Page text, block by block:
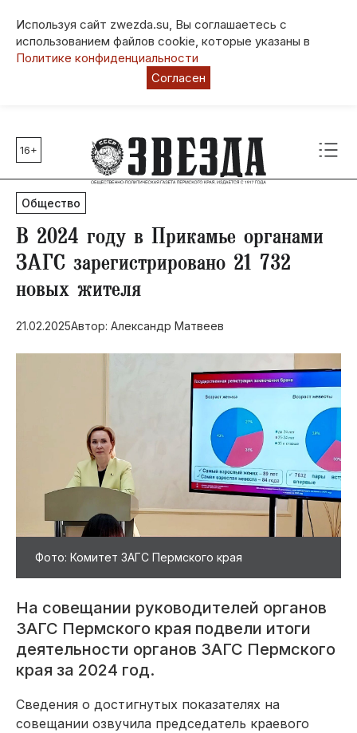
Используя сайт zwezda.su, Вы соглашаетесь с
использованием файлов cookie, которые указаны в
Политике конфиденциальности
Согласен
Главные темы
80 лет Победы
Молодежная столица РФ
СВО
Выборы в Пермском крае
Социальная поддержка
Инфраструктура
Благоустройство
16+
Общество
В 2024 году в Прикамье органами
ЗАГС зарегистрировано 21 732
новых жителя
21.02.2025Автор: Александр Матвеев
Фото: Комитет ЗАГС Пермского края
На совещании руководителей органов
ЗАГС Пермского края подвели итоги
деятельности органов ЗАГС Пермского
края за 2024 год.
Сведения о достигнутых показателях на
совещании озвучила председатель краевого